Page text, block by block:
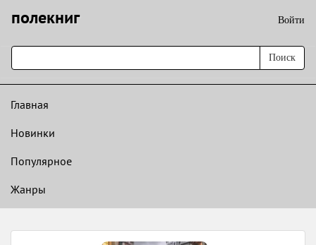
полекниг Войти
Поиск
Главная
Новинки
Популярное
Жанры